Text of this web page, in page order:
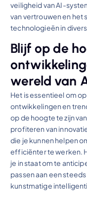
veiligheid van AI-
van vertrouwen en het
technologieën in
Blijf op de
wereld van
Het is essentieel om
ontwikkelingen en
op de hoogte te zijn
profiteren van
die je kunnen helpen
efficiënter te werken.
je in staat om te
passen aan een
kunstmatige